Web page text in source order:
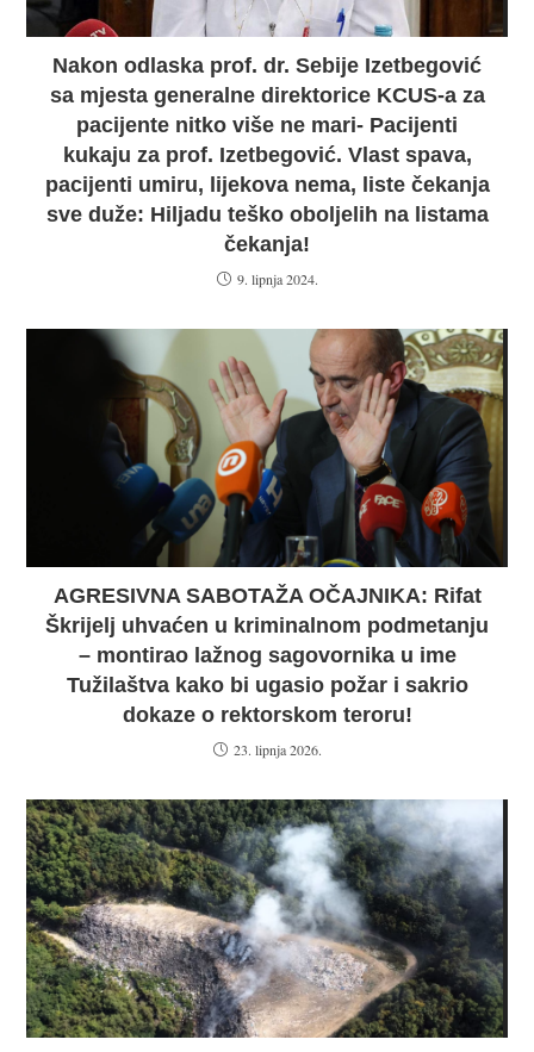
Nakon odlaska prof. dr. Sebije Izetbegović
sa mjesta generalne direktorice KCUS-a za
pacijente nitko više ne mari- Pacijenti
kukaju za prof. Izetbegović. Vlast spava,
pacijenti umiru, lijekova nema, liste čekanja
sve duže: Hiljadu teško oboljelih na listama
čekanja!
9. lipnja 2024.
AGRESIVNA SABOTAŽA OČAJNIKA: Rifat
Škrijelj uhvaćen u kriminalnom podmetanju
– montirao lažnog sagovornika u ime
Tužilaštva kako bi ugasio požar i sakrio
dokaze o rektorskom teroru!
23. lipnja 2026.